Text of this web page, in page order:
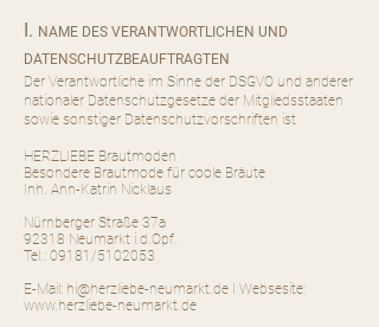
I. NAME DES VERANTWORTLICHEN UND
DATENSCHUTZBEAUFTRAGTEN
Der Verantwortliche im Sinne der DSGVO und anderer
nationaler Datenschutzgesetze der Mitgliedsstaaten
sowie sonstiger Datenschutzvorschriften ist
HERZLIEBE Brautmoden
Besondere Brautmode für coole Bräute
Inh. Ann-Katrin Nicklaus
Nürnberger Straße 37a
92318 Neumarkt i.d.Opf.
Tel.: 09181/5102053
E-Mail: hi@herzliebe-neumarkt.de I Websesite:
www.herzliebe-neumarkt.de